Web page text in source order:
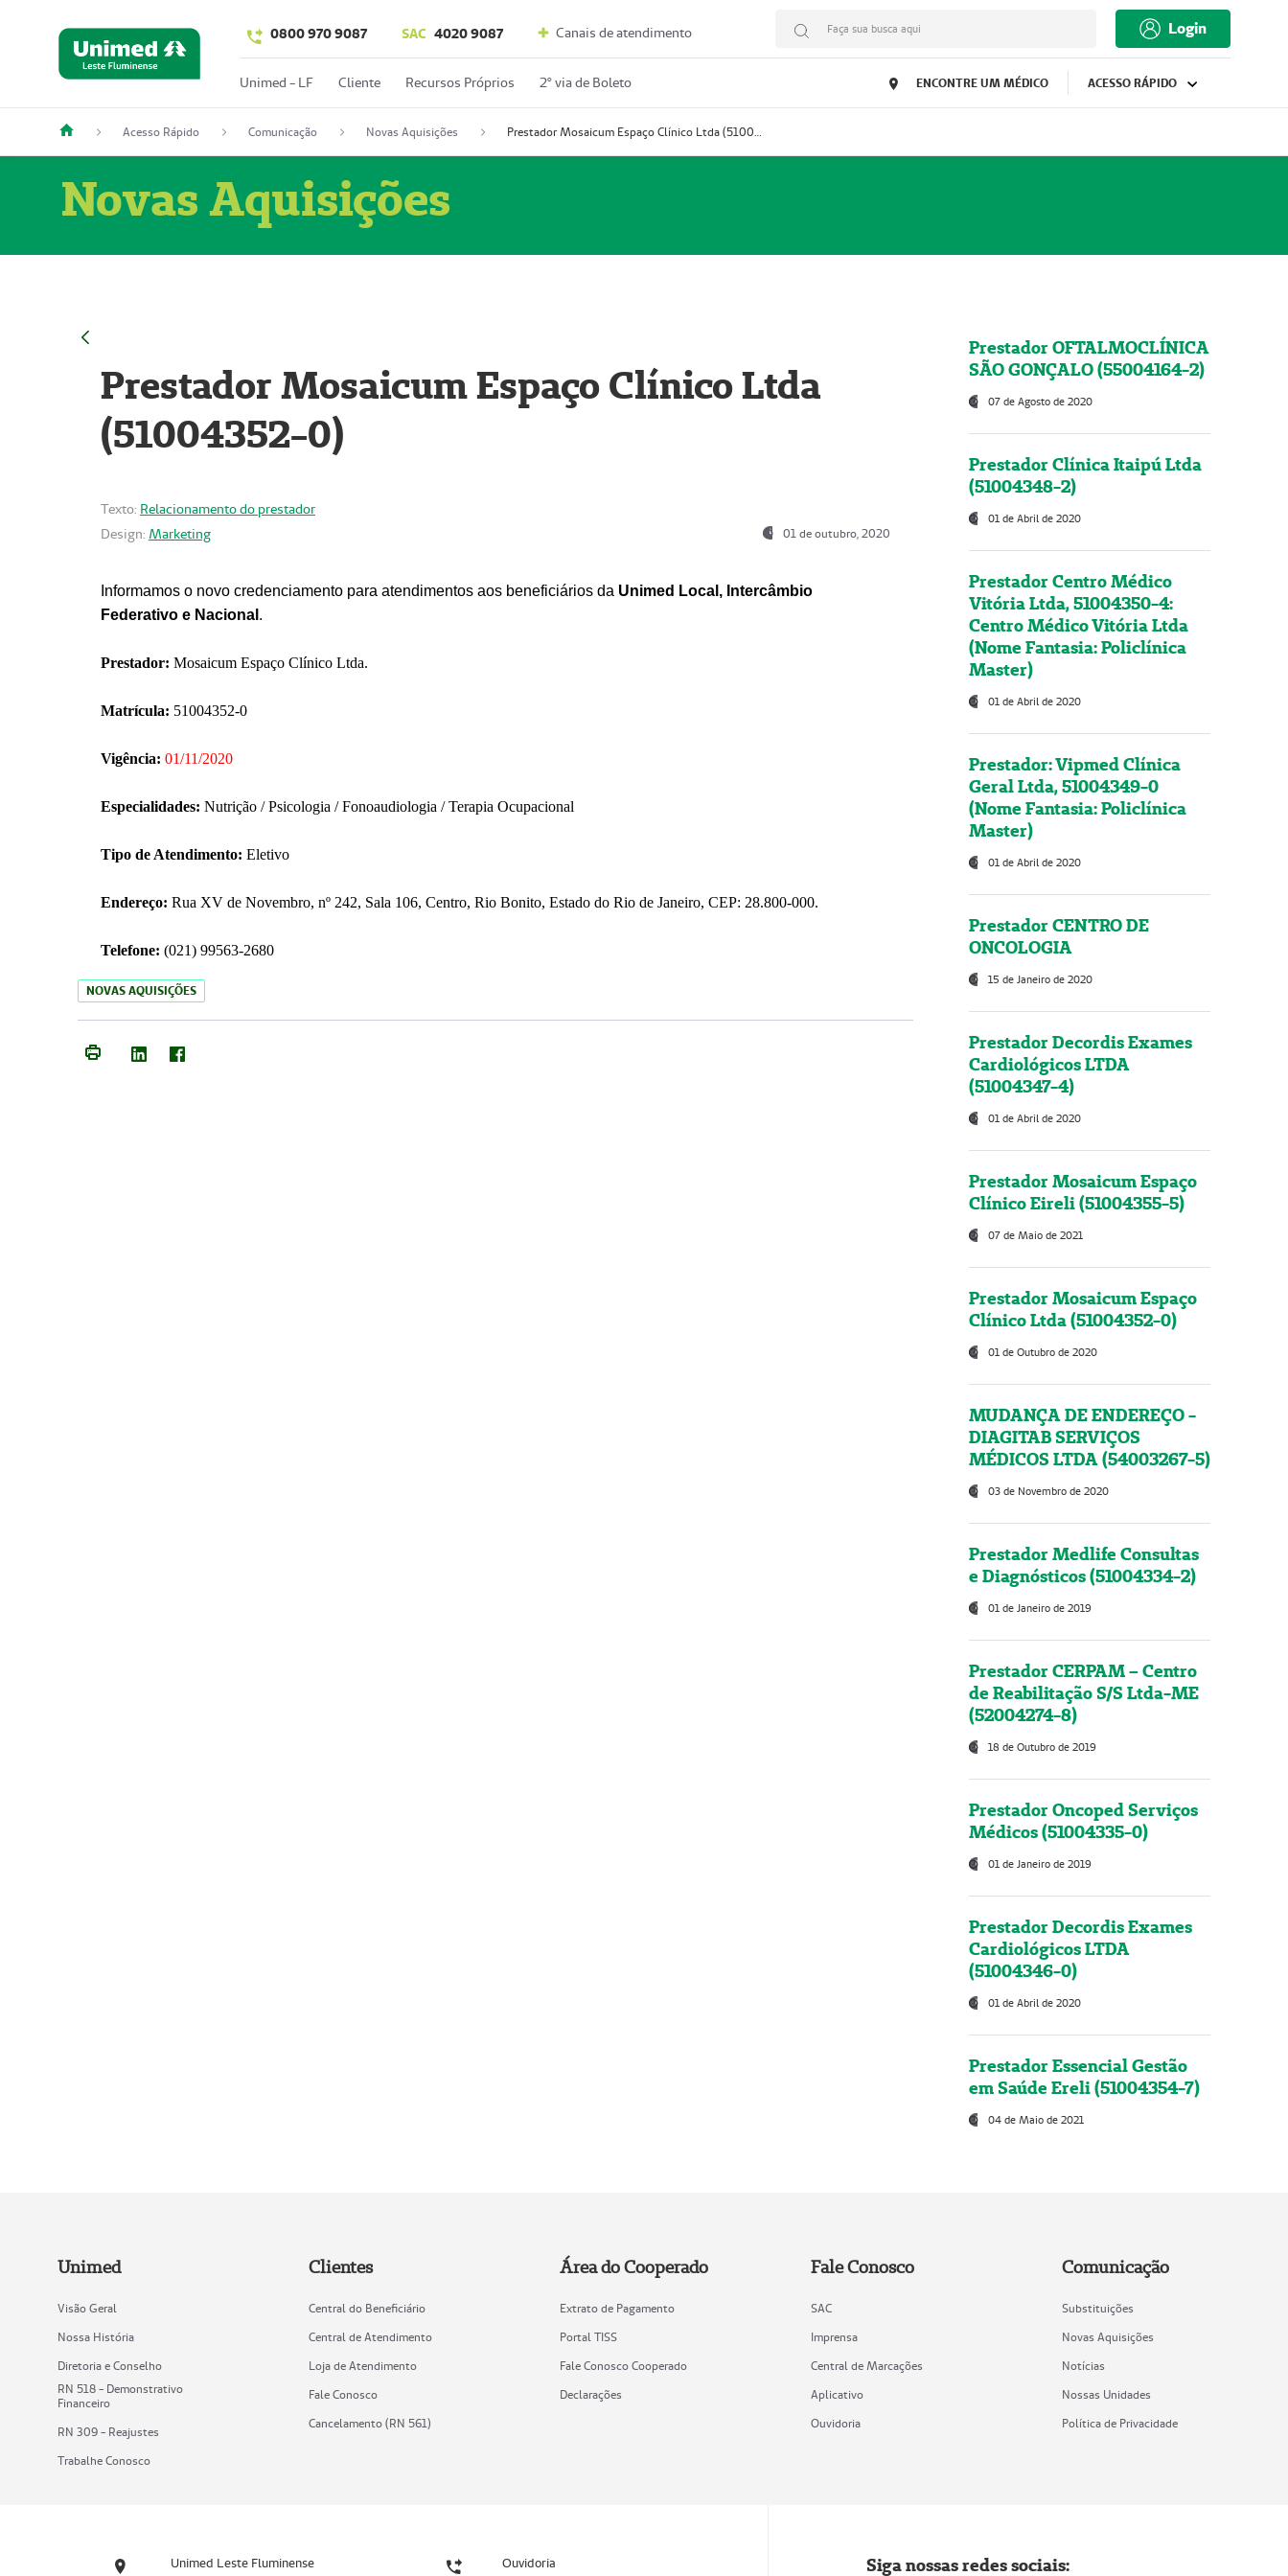
0800 970 9087 SAC 4020 9087 Canais de atendimento Faça sua busca aqui Login
Unimed - LF Cliente Recursos Próprios 2º via de Boleto ENCONTRE UM MÉDICO ACESSO RÁPIDO
Acesso Rápido Comunicação Novas Aquisições Prestador Mosaicum Espaço Clínico Ltda (51004352-0)
Novas Aquisições
Prestador Mosaicum Espaço Clínico Ltda
(51004352-0)
Texto: Relacionamento do prestador
Design: Marketing 01 de outubro, 2020
Informamos o novo credenciamento para atendimentos aos beneficiários da Unimed Local, Intercâmbio
Federativo e Nacional .
Prestador: Mosaicum Espaço Clínico Ltda.
Matrícula: 51004352-0
Vigência: 01/11/2020
Especialidades: Nutrição / Psicologia / Fonoaudiologia / Terapia Ocupacional
Tipo de Atendimento: Eletivo
Endereço: Rua XV de Novembro, nº 242, Sala 106, Centro, Rio Bonito, Estado do Rio de Janeiro, CEP: 28.800-000.
Telefone: (021) 99563-2680
NOVAS AQUISIÇÕES
Prestador OFTALMOCLÍNICA
SÃO GONÇALO (55004164-2)
07 de Agosto de 2020
Prestador Clínica Itaipú Ltda
(51004348-2)
01 de Abril de 2020
Prestador Centro Médico
Vitória Ltda, 51004350-4:
Centro Médico Vitória Ltda
(Nome Fantasia: Policlínica
Master)
01 de Abril de 2020
Prestador: Vipmed Clínica
Geral Ltda, 51004349-0
(Nome Fantasia: Policlínica
Master)
01 de Abril de 2020
Prestador CENTRO DE
ONCOLOGIA
15 de Janeiro de 2020
Prestador Decordis Exames
Cardiológicos LTDA
(51004347-4)
01 de Abril de 2020
Prestador Mosaicum Espaço
Clínico Eireli (51004355-5)
07 de Maio de 2021
Prestador Mosaicum Espaço
Clínico Ltda (51004352-0)
01 de Outubro de 2020
MUDANÇA DE ENDEREÇO -
DIAGITAB SERVIÇOS
MÉDICOS LTDA (54003267-5)
03 de Novembro de 2020
Prestador Medlife Consultas
e Diagnósticos (51004334-2)
01 de Janeiro de 2019
Prestador CERPAM – Centro
de Reabilitação S/S Ltda-ME
(52004274-8)
18 de Outubro de 2019
Prestador Oncoped Serviços
Médicos (51004335-0)
01 de Janeiro de 2019
Prestador Decordis Exames
Cardiológicos LTDA
(51004346-0)
01 de Abril de 2020
Prestador Essencial Gestão
em Saúde Ereli (51004354-7)
04 de Maio de 2021
Unimed
Visão Geral
Nossa História
Diretoria e Conselho
RN 518 - Demonstrativo
Financeiro
RN 309 - Reajustes
Trabalhe Conosco
Clientes
Central do Beneficiário
Central de Atendimento
Loja de Atendimento
Fale Conosco
Cancelamento (RN 561)
Área do Cooperado
Extrato de Pagamento
Portal TISS
Fale Conosco Cooperado
Declarações
Fale Conosco
SAC
Imprensa
Central de Marcações
Aplicativo
Ouvidoria
Comunicação
Substituições
Novas Aquisições
Notícias
Nossas Unidades
Política de Privacidade
Unimed Leste Fluminense Ouvidoria Siga nossas redes sociais: